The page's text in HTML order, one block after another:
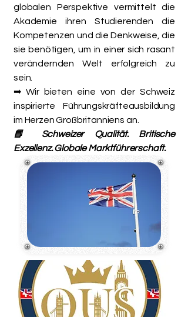
globalen Perspektive vermittelt die
Akademie ihren Studierenden die
Kompetenzen und die Denkweise, die
sie benötigen, um in einer sich rasant
verändernden Welt erfolgreich zu
sein.
➡ Wir bieten eine von der Schweiz
inspirierte Führungskräfteausbildung
im Herzen Großbritanniens an.
📘 Schweizer Qualität. Britische
Exzellenz. Globale Marktführerschaft.